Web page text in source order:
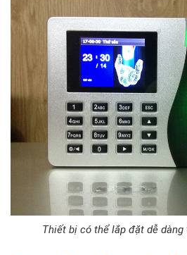
Thiết bị có thể lắp đặt dễ